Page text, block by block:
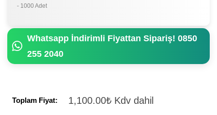
- 1000 Adet
Whatsapp İndirimli Fiyattan Sipariş! 0850
255 2040
Toplam Fiyat: 1,100.00₺ Kdv dahil